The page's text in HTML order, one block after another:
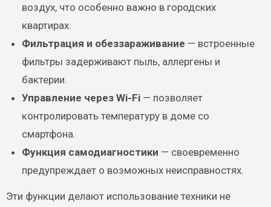
воздух, что особенно важно в городских
квартирах.
Фильтрация и обеззараживание — встроенные
фильтры задерживают пыль, аллергены и
бактерии.
Управление через Wi-Fi— позволяет
контролировать температуру в доме со
смартфона.
Функция самодиагностики — своевременно
предупреждает о возможных неисправностях.
Эти функции делают использование техники не